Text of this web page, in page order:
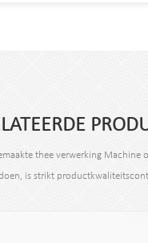
thee verwerking Machine
is strikt